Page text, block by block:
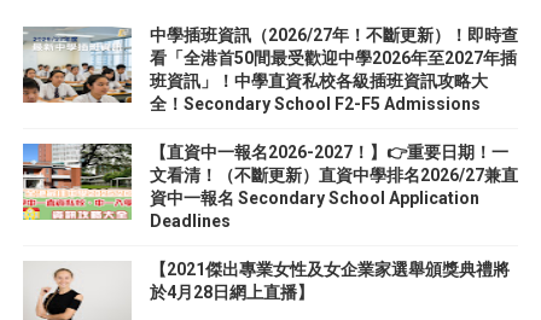
中學插班資訊（2026/27年！不斷更新）！即時查
看「全港首50間最受歡迎中學2026年至2027年插
班資訊」！中學直資私校各級插班資訊攻略大
全！Secondary School F2-F5 Admissions
【直資中一報名2026-2027！】👉重要日期！一
文看清！（不斷更新）直資中學排名2026/27兼直
資中一報名 Secondary School Application
Deadlines
【2021傑出專業女性及女企業家選舉頒獎典禮將
於4月28日網上直播】